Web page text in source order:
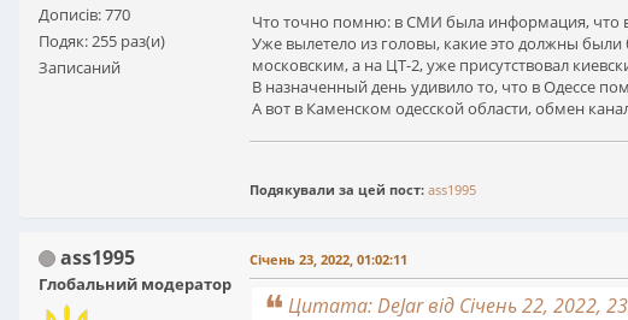
Дописів: 770
Подяк: 255 раз(и)
Записаний
Что точно помню: в СМИ была информация, что
Уже вылетело из головы, какие это должны
московским, а на ЦТ-2, уже присутствовал
В назначенный день удивило то, что в Одессе
А вот в Каменском одесской области, обмен
Подякували за цей пост: ass1995
ass1995
Глобальний модератор
Січень 23, 2022, 01:02:11
Цитата: DeJar від Січень 22, 2022,